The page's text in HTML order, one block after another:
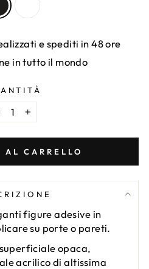
e spediti in 48 ore
in tutto il mondo
+
CARRELLO
figure adesive in
su porte o pareti.
opaca,
acrilico di altissima